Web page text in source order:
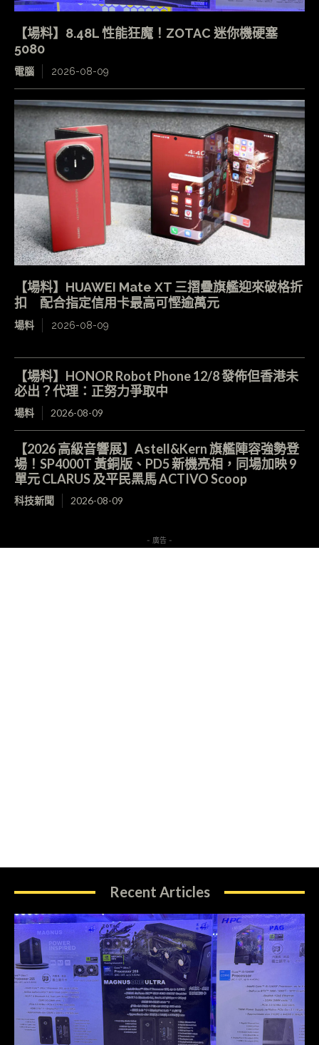
【場料】8.48L 性能狂魔！ZOTAC 迷你機硬塞
5080
電腦 2026-08-09
【場料】HUAWEI Mate XT 三摺疊旗艦迎來破格折
扣 配合指定信用卡最高可慳逾萬元
場料 2026-08-09
【場料】HONOR Robot Phone 12/8 發佈但香港未
必出？代理：正努力爭取中
場料 2026-08-09
【2026 高級音響展】Astell&Kern 旗艦陣容強勢登
場！SP4000T 黃銅版、PD5 新機亮相，同場加映 9
單元 CLARUS 及平民黑馬 ACTIVO Scoop
科技新聞 2026-08-09
- 廣告 -
Recent Articles